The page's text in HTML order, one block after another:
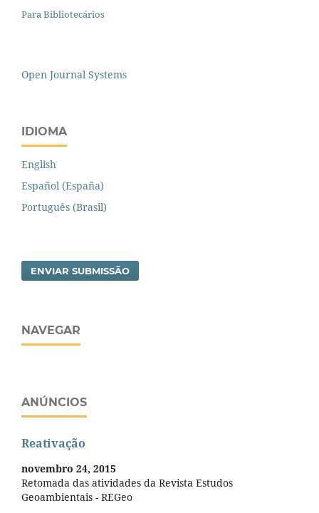
Para Bibliotecários
Open Journal Systems
IDIOMA
English
Español (España)
Português (Brasil)
ENVIAR SUBMISSÃO
NAVEGAR
ANÚNCIOS
Reativação
novembro 24, 2015
Retomada das atividades da Revista Estudos
Geoambientais - REGeo